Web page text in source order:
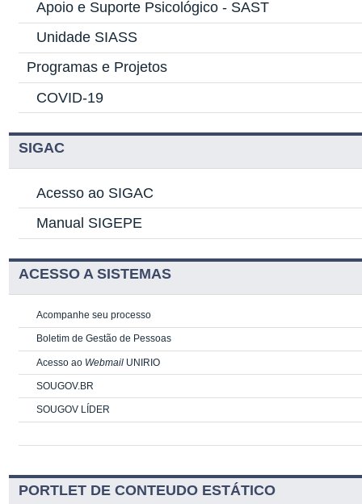
Apoio e Suporte Psicológico - SAST
Unidade SIASS
Programas e Projetos
COVID-19
SIGAC
Acesso ao SIGAC
Manual SIGEPE
ACESSO A SISTEMAS
Acompanhe seu processo
Boletim de Gestão de Pessoas
Acesso ao Webmail UNIRIO
SOUGOV.BR
SOUGOV LÍDER
PORTLET DE CONTEUDO ESTÁTICO